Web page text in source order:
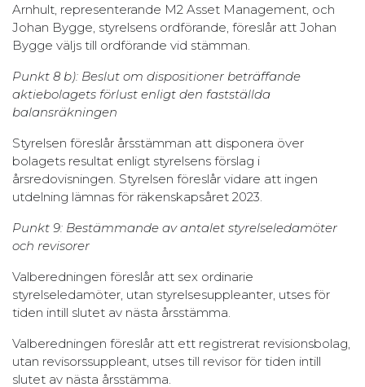
Arnhult, representerande M2 Asset Management, och
Johan Bygge, styrelsens ordförande, föreslår att Johan
Bygge väljs till ordförande vid stämman.
Punkt 8 b): Beslut om dispositioner beträffande
aktiebolagets förlust enligt den fastställda
balansräkningen
Styrelsen föreslår årsstämman att disponera över
bolagets resultat enligt styrelsens förslag i
årsredovisningen. Styrelsen föreslår vidare att ingen
utdelning lämnas för räkenskapsåret 2023.
Punkt 9: Bestämmande av antalet styrelseledamöter
och revisorer
Valberedningen föreslår att sex ordinarie
styrelseledamöter, utan styrelsesuppleanter, utses för
tiden intill slutet av nästa årsstämma.
Valberedningen föreslår att ett registrerat revisionsbolag,
utan revisorssuppleant, utses till revisor för tiden intill
slutet av nästa årsstämma.